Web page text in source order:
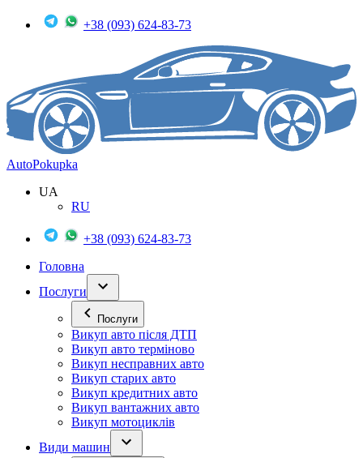
+38 (093) 624-83-73
AutoPokupka
UA
RU
+38 (093) 624-83-73
Головна
Послуги
Послуги
Викуп авто після ДТП
Викуп авто терміново
Викуп несправних авто
Викуп старих авто
Викуп кредитних авто
Викуп вантажних авто
Викуп мотоциклів
Види машин